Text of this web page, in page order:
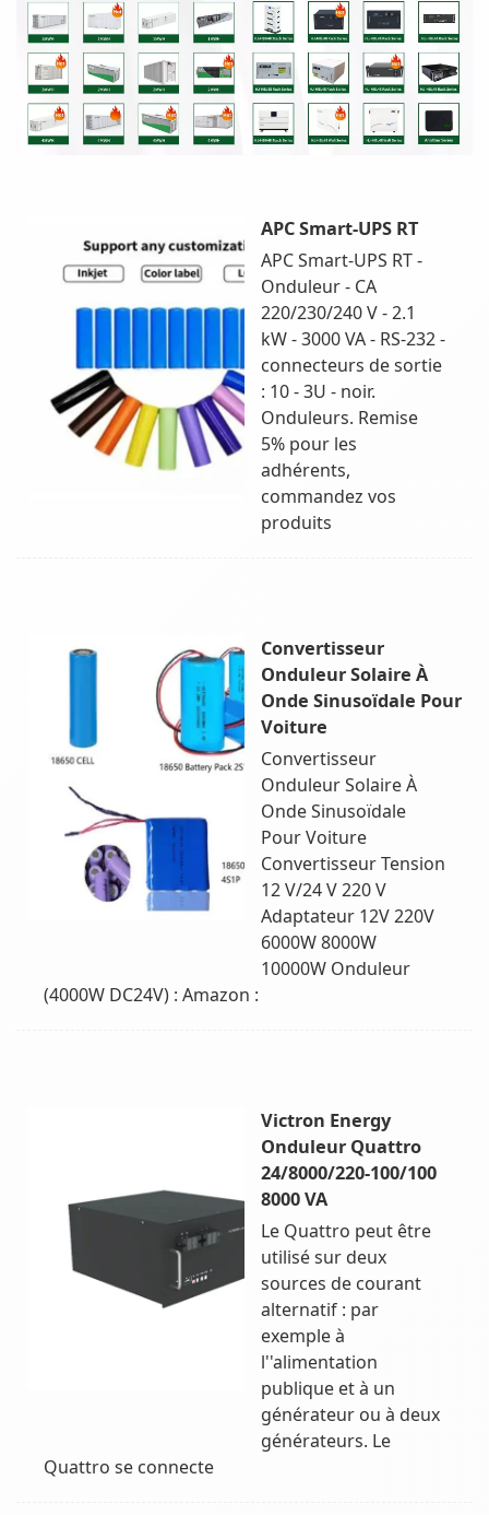
APC Smart-UPS RT
APC Smart-UPS RT -
Onduleur - CA
220/230/240 V - 2.1
kW - 3000 VA - RS-232 -
connecteurs de sortie
: 10 - 3U - noir.
Onduleurs. Remise
5% pour les
adhérents,
commandez vos
produits
Convertisseur
Onduleur Solaire À
Onde Sinusoïdale Pour
Voiture
Convertisseur
Onduleur Solaire À
Onde Sinusoïdale
Pour Voiture
Convertisseur Tension
12 V/24 V 220 V
Adaptateur 12V 220V
6000W 8000W
10000W Onduleur
(4000W DC24V) : Amazon :
Victron Energy
Onduleur Quattro
24/8000/220-100/100
8000 VA
Le Quattro peut être
utilisé sur deux
sources de courant
alternatif : par
exemple à
l''alimentation
publique et à un
générateur ou à deux
générateurs. Le
Quattro se connecte